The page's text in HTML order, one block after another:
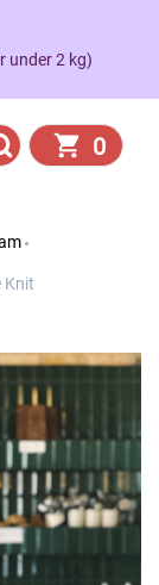
under 2 kg)
0
Knit